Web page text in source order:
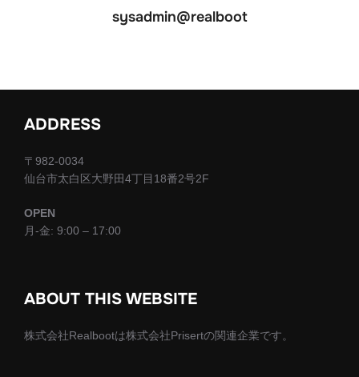
sysadmin@realboot
ADDRESS
〒982-0034
仙台市太白区大野田4丁目18番2号2F
OPEN
月-金: 9:00 – 17:00
ABOUT THIS WEBSITE
株式会社Realbootは株式会社Prisertの関連企業です。